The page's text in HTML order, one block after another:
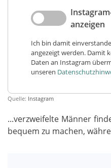
anzeigen
Ich bin damit
angezeigt werden. Damit
Daten an Instagram
unseren
Quelle: Instagram
...verzweifelte Männer
bequem zu machen,